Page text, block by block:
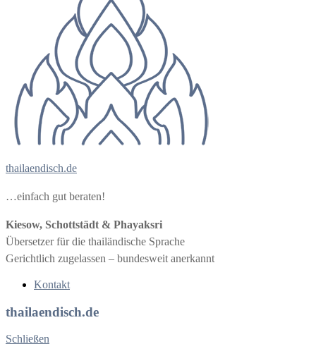
thailaendisch.de
…einfach gut beraten!
Kiesow, Schottstädt & Phayaksri
Übersetzer für die thailändische Sprache
Gerichtlich zugelassen – bundesweit anerkannt
Kontakt
thailaendisch.de
Schließen